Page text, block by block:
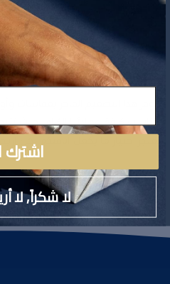
تفاصيل المنتج
يتوفر هذا التصميم الفاخر بمقاسات
تقييمات المنتج
اشترك
لا شكراً, لا